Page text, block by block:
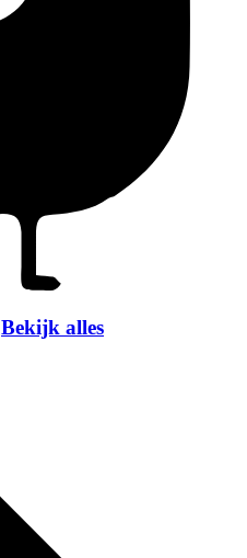
Bekijk alles